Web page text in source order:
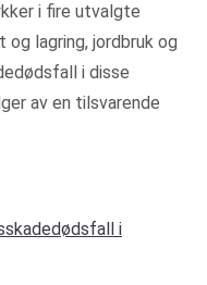
i fire utvalgte
lagring, jordbruk og
i disse
av en tilsvarende
i